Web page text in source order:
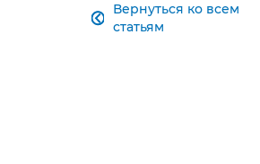
Вернуться ко всем
статьям
